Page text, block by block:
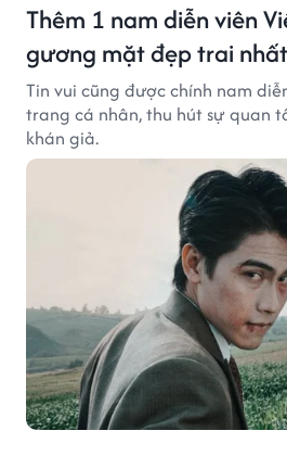
Thêm 1 nam diễn viên
gương mặt đẹp trai
Tin vui cũng được chính nam
trang cá nhân, thu hút sự quan
khán giả.